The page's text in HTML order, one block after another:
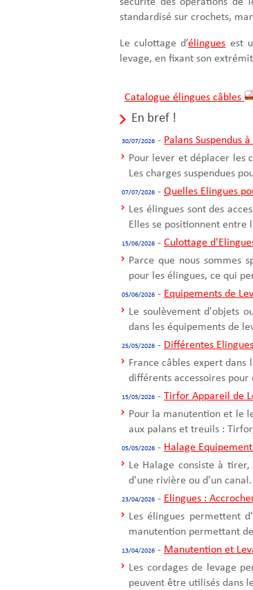
sécurité des opérations de
standardisé sur crochets,
Le culottage d’élingues est
levage, en fixant son
Catalogue élingues câbles
En bref !
30/07/2026 - Palans Suspendus
Pour lever et déplacer les
Les charges suspendues
07/07/2026 - Quelles Elingues
Les élingues sont des
Elles se positionnent entre
15/06/2026 - Culottage
Parce que nous sommes
pour les élingues, ce qui
05/06/2026 - Equipements de
Le soulèvement d'objets
dans les équipements de
25/05/2026 - Différentes
France câbles expert
différents accessoires pour
15/05/2026 - Tirfor Appareil de
Pour la manutention et le
aux palans et treuils :
05/05/2026 - Halage
Le Halage consiste à
d'une rivière ou d'un canal.
23/04/2026 - Elingues :
Les élingues permettent
manutention permettant
13/04/2026 - Manutention et
Les cordages de levage
peuvent être utilisés dans